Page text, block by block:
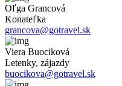
Oľga Grancová
Konateľka
grancova@gotravel.sk
Viera Buociková
Letenky, zájazdy
buocikova@gotravel.sk